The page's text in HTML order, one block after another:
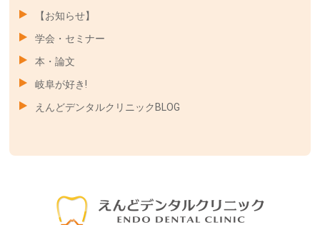
【お知らせ】
学会・セミナー
本・論文
岐阜が好き!
えんどデンタルクリニックBLOG